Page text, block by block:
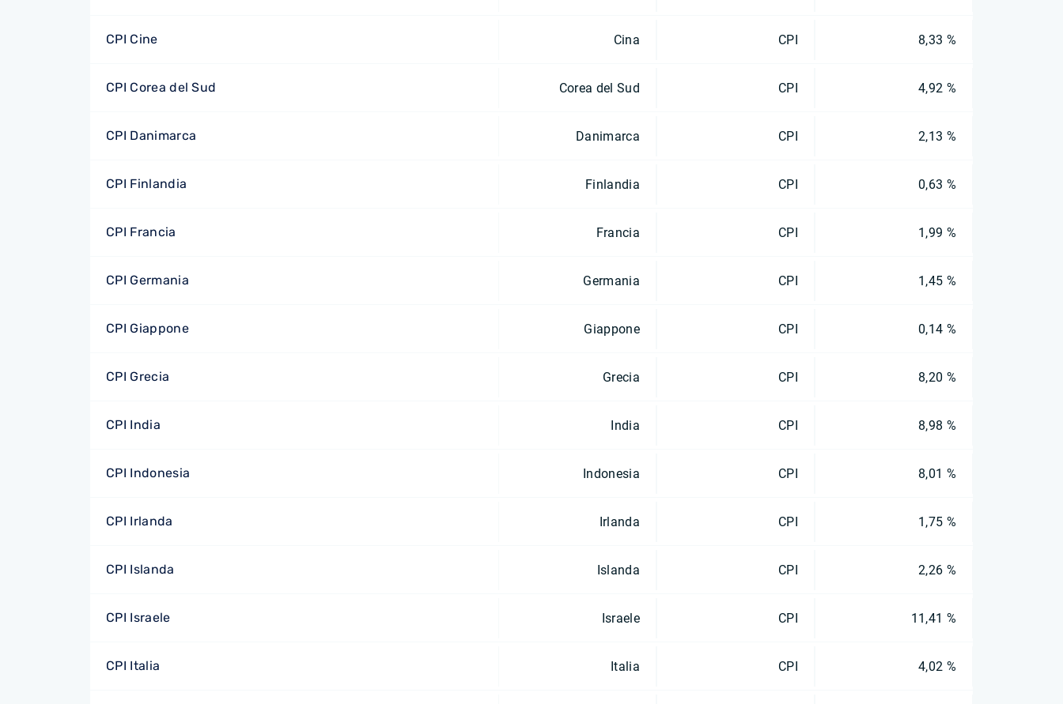
CPI Cine Cina CPI 8,33 %
CPI Corea del Sud Corea del Sud CPI 4,92 %
CPI Danimarca Danimarca CPI 2,13 %
CPI Finlandia Finlandia CPI 0,63 %
CPI Francia Francia CPI 1,99 %
CPI Germania Germania CPI 1,45 %
CPI Giappone Giappone CPI 0,14 %
CPI Grecia Grecia CPI 8,20 %
CPI India India CPI 8,98 %
CPI Indonesia Indonesia CPI 8,01 %
CPI Irlanda Irlanda CPI 1,75 %
CPI Islanda Islanda CPI 2,26 %
CPI Israele Israele CPI 11,41 %
CPI Italia Italia CPI 4,02 %